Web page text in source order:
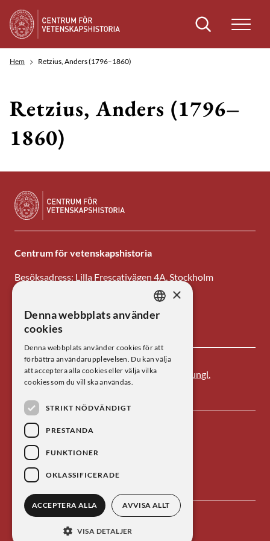
Sök
Hem Retzius, Anders (1796–1860)
Retzius, Anders (1796–
1860)
Centrum för vetenskapshistoria
Besöksadress: Lilla Frescativägen 4A, Stockholm
E-post: centrum@kva.se
Kontakta oss
Centrum för vetenskapshistoria är ett av
Kungl.
Vetenskapsakademiens forskningsinstitut.
SWEDISH
×
Denna webbplats använder
cookies
Denna webbplats använder cookies för att
förbättra användarupplevelsen. Du kan välja
att acceptera alla cookies eller välja vilka
cookies som du vill ska användas.
STRIKT NÖDVÄNDIGT
PRESTANDA
FUNKTIONER
OKLASSIFICERADE
ACCEPTERA ALLA AVVISA ALLT
VISA DETALJER